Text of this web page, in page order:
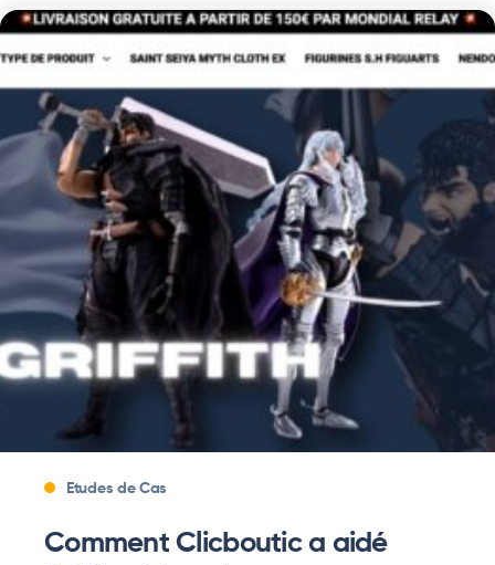
Etudes de Cas
Comment Clicboutic a aidé